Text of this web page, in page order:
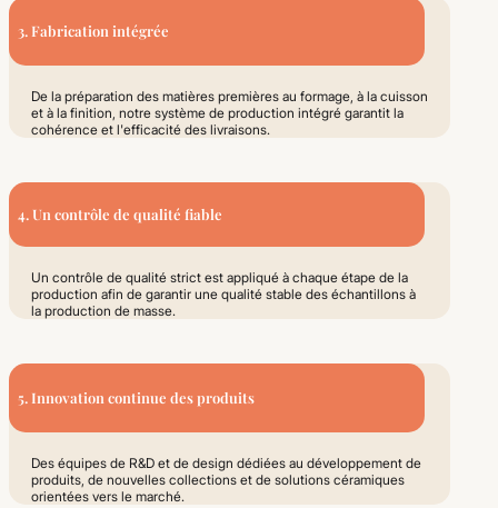
3. Fabrication intégrée
De la préparation des matières premières au formage, à la cuisson
et à la finition, notre système de production intégré garantit la
cohérence et l'efficacité des livraisons.
4. Un contrôle de qualité fiable
Un contrôle de qualité strict est appliqué à chaque étape de la
production afin de garantir une qualité stable des échantillons à
la production de masse.
5. Innovation continue des produits
Des équipes de R&D et de design dédiées au développement de
produits, de nouvelles collections et de solutions céramiques
orientées vers le marché.